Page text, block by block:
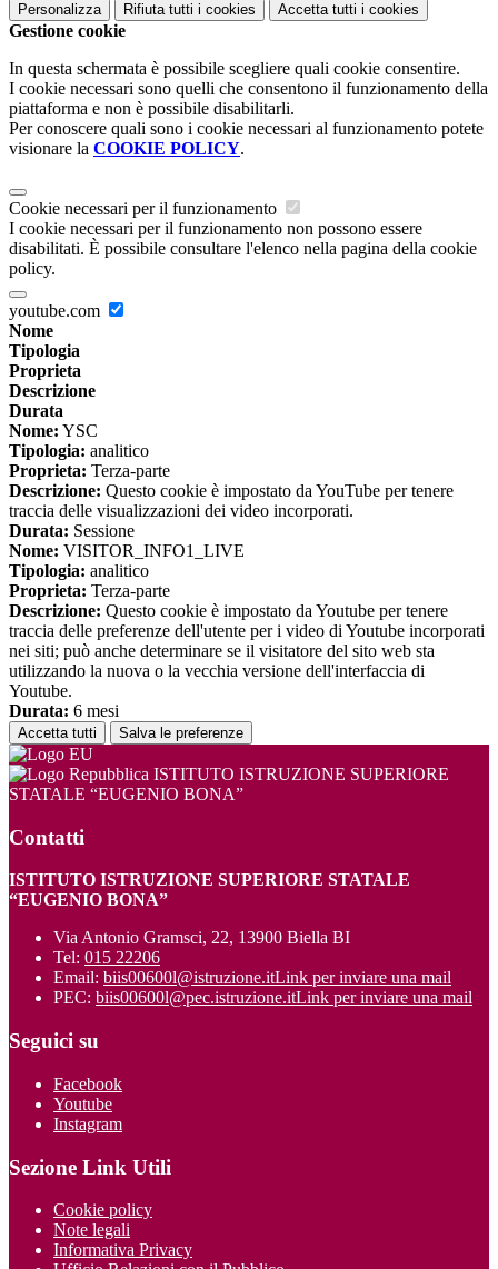
Personalizza Rifiuta tutti i cookies Accetta tutti i cookies
Gestione cookie
In questa schermata è possibile scegliere quali cookie consentire.
I cookie necessari sono quelli che consentono il funzionamento della
piattaforma e non è possibile disabilitarli.
Per conoscere quali sono i cookie necessari al funzionamento potete
visionare la COOKIE POLICY.
Cookie necessari per il funzionamento
I cookie necessari per il funzionamento non possono essere
disabilitati. È possibile consultare l'elenco nella pagina della cookie
policy.
youtube.com
Nome
Tipologia
Proprieta
Descrizione
Durata
Nome: YSC
Tipologia: analitico
Proprieta: Terza-parte
Descrizione: Questo cookie è impostato da YouTube per tenere
traccia delle visualizzazioni dei video incorporati.
Durata: Sessione
Nome: VISITOR_INFO1_LIVE
Tipologia: analitico
Proprieta: Terza-parte
Descrizione: Questo cookie è impostato da Youtube per tenere
traccia delle preferenze dell'utente per i video di Youtube incorporati
nei siti; può anche determinare se il visitatore del sito web sta
utilizzando la nuova o la vecchia versione dell'interfaccia di
Youtube.
Durata: 6 mesi
Accetta tutti Salva le preferenze
ISTITUTO ISTRUZIONE SUPERIORE
STATALE “EUGENIO BONA”
Contatti
ISTITUTO ISTRUZIONE SUPERIORE STATALE
“EUGENIO BONA”
Via Antonio Gramsci, 22, 13900 Biella BI
Tel: 015 22206
Email: biis00600l@istruzione.itLink per inviare una mail
PEC: biis00600l@pec.istruzione.itLink per inviare una mail
Seguici su
Facebook
Youtube
Instagram
Sezione Link Utili
Cookie policy
Note legali
Informativa Privacy